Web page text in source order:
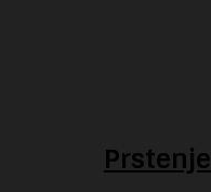
Prstenje